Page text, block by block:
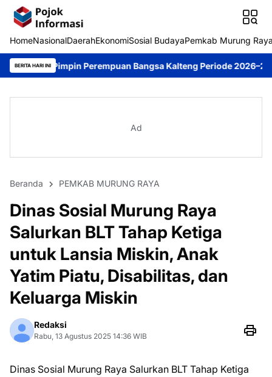
HomeNasionalDaerahEkonomiSosial BudayaPemkab Murung
BERITA HARI INI Bangsa Kalteng Periode 2026–2031 DPRD
Ad
Beranda PEMKAB MURUNG RAYA
Dinas Sosial Murung Raya
Salurkan BLT Tahap Ketiga
untuk Lansia Miskin, Anak
Yatim Piatu, Disabilitas, dan
Keluarga Miskin
Redaksi
Rabu, 13 Agustus 2025 14:36 WIB
Dinas Sosial Murung Raya Salurkan BLT Tahap Ketiga